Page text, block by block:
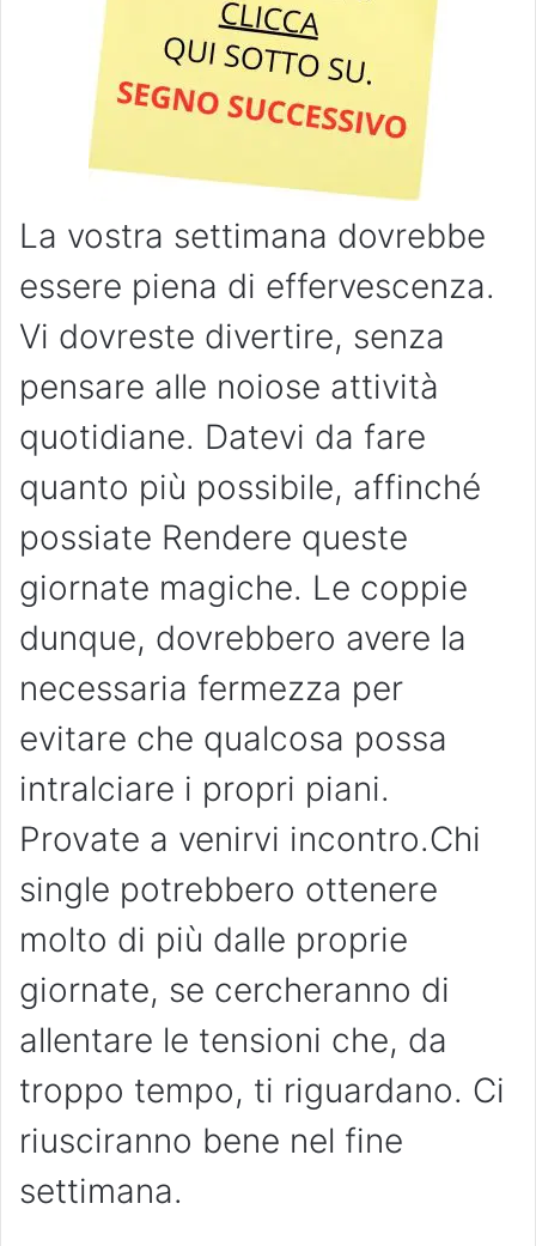
La vostra settimana dovrebbe
essere piena di effervescenza.
Vi dovreste divertire, senza
pensare alle noiose attività
quotidiane. Datevi da fare
quanto più possibile, affinché
possiate Rendere queste
giornate magiche. Le coppie
dunque, dovrebbero avere la
necessaria fermezza per
evitare che qualcosa possa
intralciare i propri piani.
Provate a venirvi incontro.Chi
single potrebbero ottenere
molto di più dalle proprie
giornate, se cercheranno di
allentare le tensioni che, da
troppo tempo, ti riguardano. Ci
riusciranno bene nel fine
settimana.